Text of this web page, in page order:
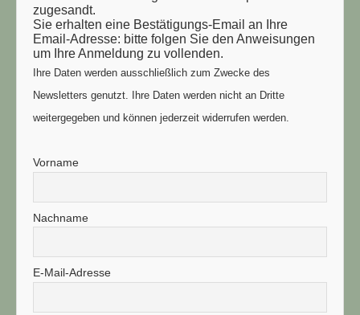
zugesandt.
Sie erhalten eine Bestätigungs-Email an Ihre
Email-Adresse: bitte folgen Sie den Anweisungen
um Ihre Anmeldung zu vollenden.
Ihre Daten werden ausschließlich zum Zwecke des
Newsletters genutzt. Ihre Daten werden nicht an Dritte
weitergegeben und können jederzeit widerrufen werden.
Vorname
Nachname
E-Mail-Adresse